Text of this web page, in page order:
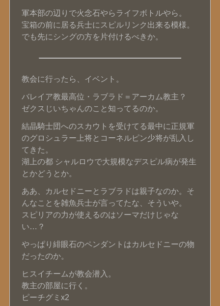
軍本部の辺りで火念石やらライフボトルやら。
宝箱の前に居る兵士にスピルリンク出来る模様。
でも先にシングの方を片付けるべきか。
教会に行ったら、イベント。
バレイア教最高位・ラブラド＝アーカム教主？
ゼクスじいちゃんのこと知ってるのか。
結晶騎士団へのスカウトを受けてる最中に正規軍
のグロシュラー上将とコーネルピン少将が乱入し
てきた。
湖上の都 シャルロウで大規模なデスピル病が発生
とかどうとか。
ああ、カルセドニーとラブラドは親子なのか。そ
んなことを雑魚兵士が言ってたな、そういや。
スピリアの力が使えるのはソーマだけじゃな
い…？
やっぱり緋眼石のペンダントはカルセドニーの物
だったのか。
ヒスイチームが教会潜入。
教主の部屋に行く。
ピーチグミx2